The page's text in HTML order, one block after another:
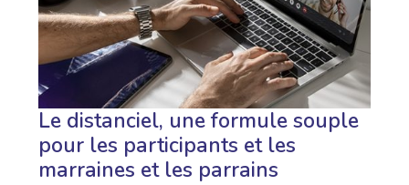
Le distanciel, une formule souple
pour les participants et les
marraines et les parrains